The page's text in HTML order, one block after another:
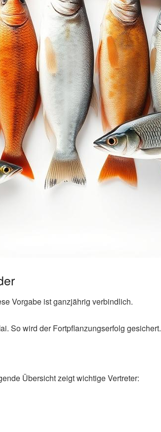
Vorgabe ist ganzjährig verbindlich.
So wird der Fortpflanzungserfolg gesichert.
Übersicht zeigt wichtige Vertreter: